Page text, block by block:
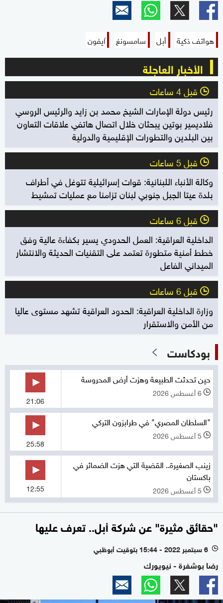
هواتف ذكية أبل سامسونغ آيفون
الأخبار العاجلة
l قبل 4 ساعات
رئيس دولة الإمارات الشيخ محمد بن زايد والرئيس الروسي
فلاديمير بوتين يبحثان خلال اتصال هاتفي علاقات التعاون
بين البلدين والتطورات الإقليمية والدولية
l قبل 5 ساعات
وكالة الأنباء اللبنانية: قوات إسرائيلية تتوغل في أطراف
بلدة عيتا الجبل جنوبي لبنان تزامنا مع عمليات تمشيط
l قبل 6 ساعات
الداخلية العراقية: العمل الحدودي يسير بكفاءة عالية وفق
خطط أمنية متطورة تعتمد على التقنيات الحديثة والانتشار
الميداني الفاعل
l قبل 6 ساعات
وزارة الداخلية العراقية: الحدود العراقية تشهد مستوى عاليا
من الأمن والاستقرار
بودكاست
حين تحدثت الطبيعة وهزت أرض المحروسة
l 6 أغسطس 2026
21:06
"السلطان المصري" في طرابزون التركي
l 5 أغسطس 2026
25:58
زينب الصغيرة.. القضية التي هزت الضمائر في
باكستان
l 5 أغسطس 2026 12:55
"حقائق مثيرة" عن شركة أبل.. تعرف عليها
l 6 سبتمبر 2022 - 15:44 بتوقيت أبوظبي
رضا بوشفرة - نيويورك